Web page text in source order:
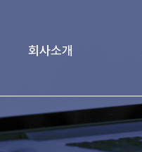
회사소개
제로투세븐 소개